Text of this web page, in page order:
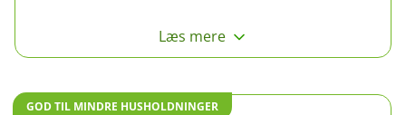
Læs mere
GOD TIL MINDRE HUSHOLDNINGER